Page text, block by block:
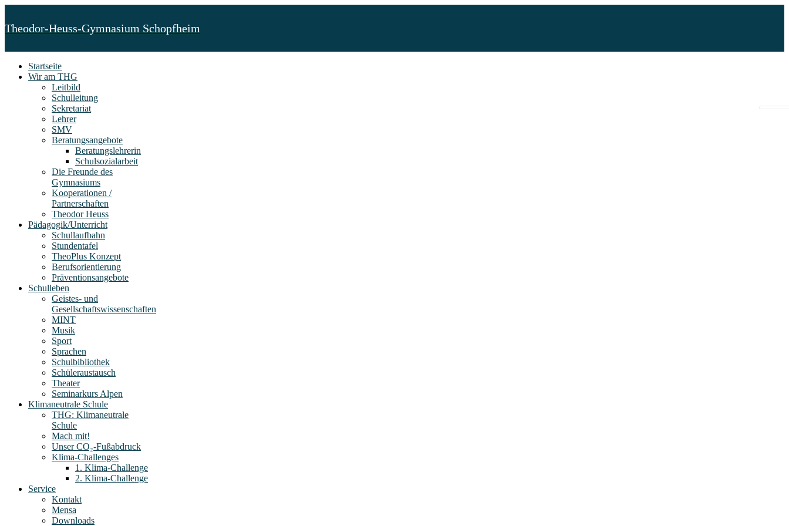
Theodor-Heuss-Gymnasium Schopfheim
Startseite
Wir am THG
Leitbild
Schulleitung
Sekretariat
Lehrer
SMV
Beratungsangebote
Beratungslehrerin
Schulsozialarbeit
Die Freunde des
Gymnasiums
Kooperationen /
Partnerschaften
Theodor Heuss
Pädagogik/Unterricht
Schullaufbahn
Stundentafel
TheoPlus Konzept
Berufsorientierung
Präventionsangebote
Schulleben
Geistes- und
Gesellschaftswissenschaften
MINT
Musik
Sport
Sprachen
Schulbibliothek
Schüleraustausch
Theater
Seminarkurs Alpen
Klimaneutrale Schule
THG: Klimaneutrale
Schule
Mach mit!
Unser CO₂-Fußabdruck
Klima-Challenges
1. Klima-Challenge
2. Klima-Challenge
Service
Kontakt
Mensa
Downloads